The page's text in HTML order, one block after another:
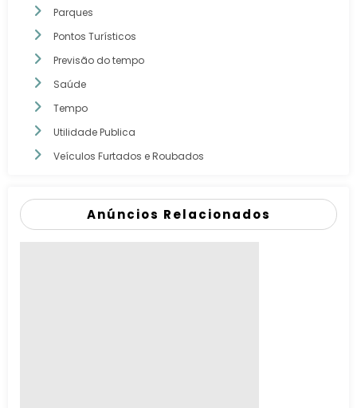
Parques
Pontos Turísticos
Previsão do tempo
Saúde
Tempo
Utilidade Publica
Veículos Furtados e Roubados
Anúncios Relacionados